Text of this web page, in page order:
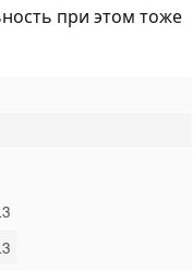
при этом тоже